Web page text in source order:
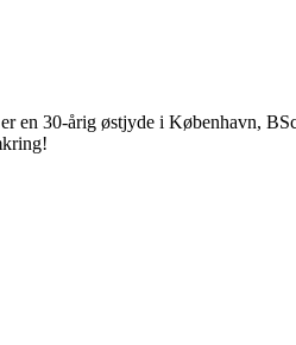
en 30-årig østjyde i København,